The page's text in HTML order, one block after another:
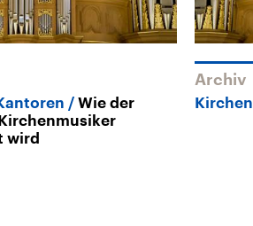
Wie der
wird
Archiv